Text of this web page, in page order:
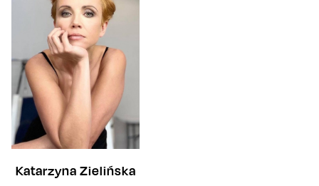
Katarzyna Zielińska